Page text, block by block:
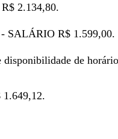
2.134,80.
- SALÁRIO R$ 1.599,00.
disponibilidade de
1.649,12.